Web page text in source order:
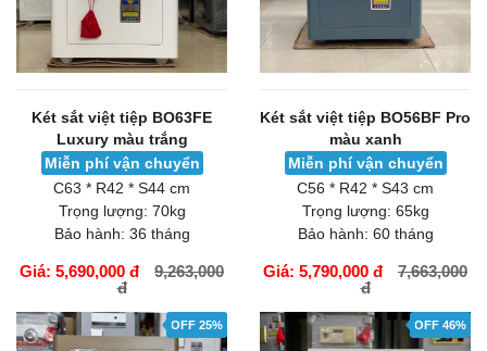
Két sắt việt tiệp BO63FE
Luxury màu trắng
Miễn phí vận chuyển
C63 * R42 * S44 cm
Trọng lượng: 70kg
Bảo hành: 36 tháng
Giá: 5,690,000 đ
9,263,000
đ
Két sắt việt tiệp BO56BF Pro
màu xanh
Miễn phí vận chuyển
C56 * R42 * S43 cm
Trọng lượng: 65kg
Bảo hành: 60 tháng
Giá: 5,790,000 đ
7,663,000
đ
OFF 25% OFF 46%